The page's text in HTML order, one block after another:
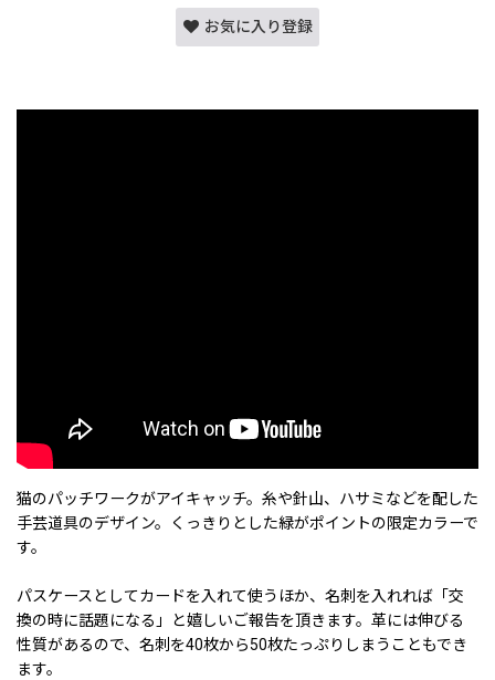
お気に入り登録
猫のパッチワークがアイキャッチ。糸や針山、ハサミなどを配した
手芸道具のデザイン。くっきりとした緑がポイントの限定カラーで
す。
パスケースとしてカードを入れて使うほか、名刺を入れれば「交
換の時に話題になる」と嬉しいご報告を頂きます。革には伸びる
性質があるので、名刺を40枚から50枚たっぷりしまうこともでき
ます。